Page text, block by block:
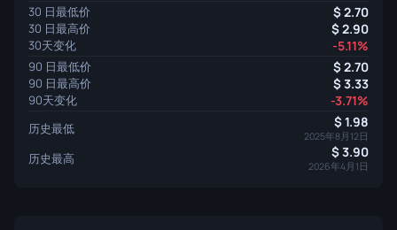
30 日最低价 2.70
30 日最高价 2.90
30天变化 -5.11%
90 日最低价 2.70
90 日最高价 3.33
90天变化 -3.71%
历史最低 1.98
2025年8月12日
历史最高 3.90
2026年4月1日